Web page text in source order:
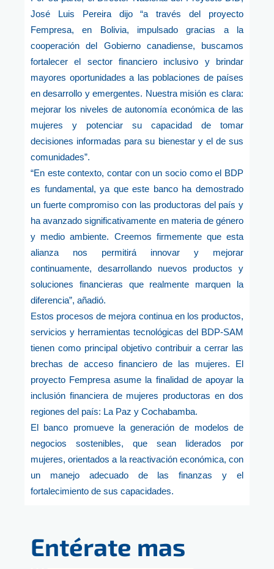
José Luis Pereira dijo “a través del proyecto
Fempresa, en Bolivia, impulsado gracias a la
cooperación del Gobierno canadiense, buscamos
fortalecer el sector financiero inclusivo y brindar
mayores oportunidades a las poblaciones de países
en desarrollo y emergentes. Nuestra misión es clara:
mejorar los niveles de autonomía económica de las
mujeres y potenciar su capacidad de tomar
decisiones informadas para su bienestar y el de sus
comunidades”.
“En este contexto, contar con un socio como el BDP
es fundamental, ya que este banco ha demostrado
un fuerte compromiso con las productoras del país y
ha avanzado significativamente en materia de género
y medio ambiente. Creemos firmemente que esta
alianza nos permitirá innovar y mejorar
continuamente, desarrollando nuevos productos y
soluciones financieras que realmente marquen la
diferencia”, añadió.
Estos procesos de mejora continua en los productos,
servicios y herramientas tecnológicas del BDP-SAM
tienen como principal objetivo contribuir a cerrar las
brechas de acceso financiero de las mujeres. El
proyecto Fempresa asume la finalidad de apoyar la
inclusión financiera de mujeres productoras en dos
regiones del país: La Paz y Cochabamba.
El banco promueve la generación de modelos de
negocios sostenibles, que sean liderados por
mujeres, orientados a la reactivación económica, con
un manejo adecuado de las finanzas y el
fortalecimiento de sus capacidades.
Entérate mas